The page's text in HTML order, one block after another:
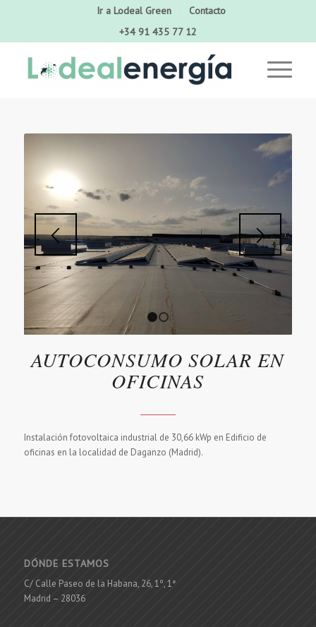
Ir a Lodeal Green
Contacto
+34 91 435 77 12
AUTOCONSUMO SOLAR EN
OFICINAS
Instalación fotovoltaica industrial de 30,66 kWp en Edificio de
oficinas en la localidad de Daganzo (Madrid).
DÓNDE ESTAMOS
C/ Calle Paseo de la Habana, 26, 1º, 1ª
Madrid – 28036